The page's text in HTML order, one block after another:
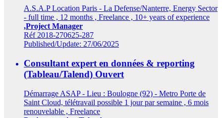
A.S.A.P Location Paris - La Defense/Nanterre, Energy Sector
- full time , 12 months , Freelance , 10+ years of experience
,Project Manager
Réf 2018-270625-287
Published/Update: 27/06/2025
Consultant expert en données & reporting
(Tableau/Talend) Ouvert
Démarrage ASAP - Lieu : Boulogne (92) - Metro Porte de
Saint Cloud, télétravail possible 1 jour par semaine , 6 mois
renouvelable , Freelance